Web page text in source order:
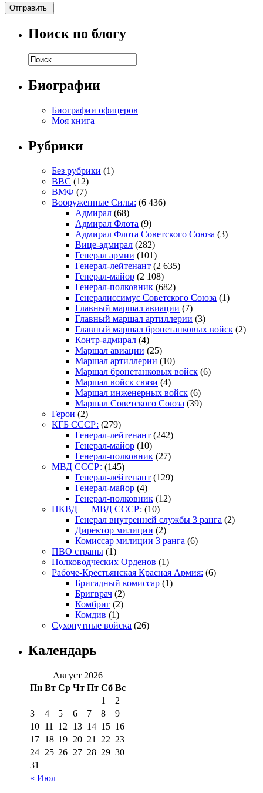
Поиск по блогу
Биографии
Биографии офицеров
Моя книга
Рубрики
Без рубрики (1)
ВВС (12)
ВМФ (7)
Вооруженные Силы: (6 436)
Адмирал (68)
Адмирал Флота (9)
Адмирал Флота Советского Союза (3)
Вице-адмирал (282)
Генерал армии (101)
Генерал-лейтенант (2 635)
Генерал-майор (2 108)
Генерал-полковник (682)
Генералиссимус Советского Союза (1)
Главный маршал авиации (7)
Главный маршал артиллерии (3)
Главный маршал бронетанковых войск (2)
Контр-адмирал (4)
Маршал авиации (25)
Маршал артиллерии (10)
Маршал бронетанковых войск (6)
Маршал войск связи (4)
Маршал инженерных войск (6)
Маршал Советского Союза (39)
Герои (2)
КГБ СССР: (279)
Генерал-лейтенант (242)
Генерал-майор (10)
Генерал-полковник (27)
МВД СССР: (145)
Генерал-лейтенант (129)
Генерал-майор (4)
Генерал-полковник (12)
НКВД — МВД СССР: (10)
Генерал внутренней службы 3 ранга (2)
Директор милиции (2)
Комиссар милиции 3 ранга (6)
ПВО страны (1)
Полководческих Орденов (1)
Рабоче-Крестьянская Красная Армия: (6)
Бригадный комиссар (1)
Бригврач (2)
Комбриг (2)
Комдив (1)
Сухопутные войска (26)
Календарь
Август 2026
Пн Вт Ср Чт Пт Сб Вс
« Июл
1
2
3
4 5 6 7 8
9
10 11 12 13 14 15 16
17 18 19 20 21 22 23
24 25 26 27 28 29 30
31